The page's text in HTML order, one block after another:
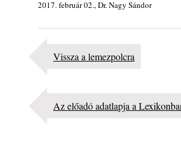
2026. augusztus 05.
Jazz-rock albumok 1982-ből -
2017. február 02., Dr. Nagy Sándor
Vissza a lemezpolcra
Az előadó adatlapja a